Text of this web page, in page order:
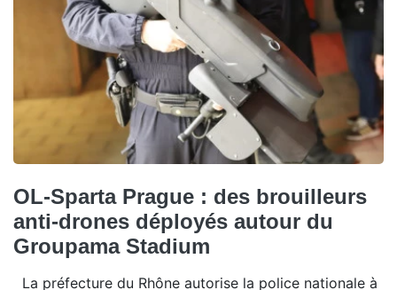
OL-Sparta Prague : des brouilleurs
anti-drones déployés autour du
Groupama Stadium
La préfecture du Rhône autorise la police nationale à